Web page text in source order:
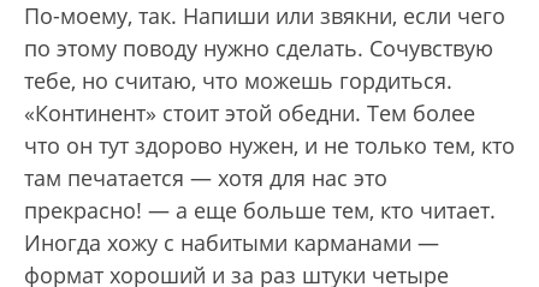
По-моему, так. Напиши или звякни, если чего
по этому поводу нужно сделать. Сочувствую
тебе, но считаю, что можешь гордиться.
«Континент» стоит этой обедни. Тем более
что он тут здорово нужен, и не только тем, кто
там печатается — хотя для нас это
прекрасно! — а еще больше тем, кто читает.
Иногда хожу с набитыми карманами —
формат хороший и за раз штуки четыре